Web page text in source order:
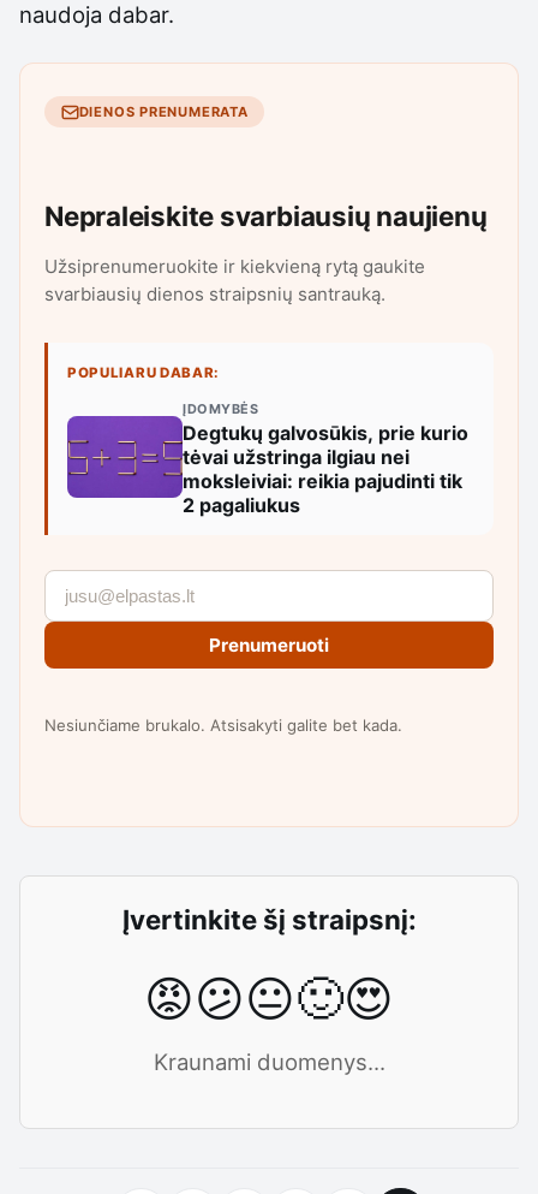
naudoja dabar.
DIENOS PRENUMERATA
Nepraleiskite svarbiausių naujienų
Užsiprenumeruokite ir kiekvieną rytą gaukite
svarbiausių dienos straipsnių santrauką.
POPULIARU DABAR:
ĮDOMYBĖS
Degtukų galvosūkis, prie kurio
tėvai užstringa ilgiau nei
moksleiviai: reikia pajudinti tik
2 pagaliukus
Prenumeruoti
Nesiunčiame brukalo. Atsisakyti galite bet kada.
Įvertinkite šį straipsnį:
😡😕😐🙂😍
Kraunami duomenys...